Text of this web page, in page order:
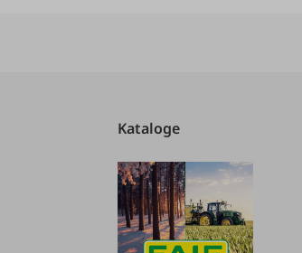
Kataloge